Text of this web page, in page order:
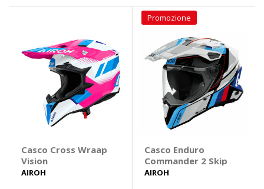
Casco Cross Wraap
Vision
AIROH
Promozione
Casco Enduro
Commander 2 Skip
AIROH